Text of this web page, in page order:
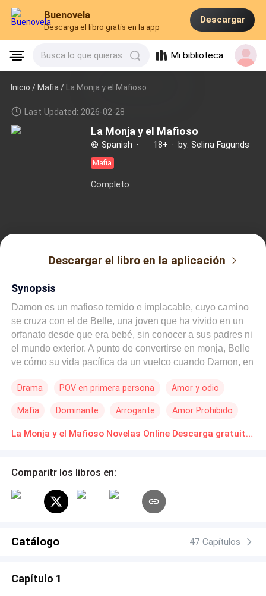
Buenovela
Descarga el libro gratis en la app
Descargar
Busca lo que quieras Mi biblioteca
Inicio /Mafia / La Monja y el Mafioso
Last Updated: 2026-02-28
La Monja y el Mafioso
Spanish · 18+ · by: Selina Fagunds
Mafia
Completo
Descargar el libro en la aplicación
Synopsis
Damon es un mafioso temido e implacable, cuyo camino
se cruza con el de Belle, una joven que ha vivido en un
orfanato desde que era bebé, sin conocer a sus padres ni
el mundo exterior. A punto de convertirse en monja, Belle
ve cómo su vida pacífica da un vuelco cuando Damon, en
este encuentro improbable entre la crueldad del mundo
encuentra confrontado con la pureza y determinación de
Belle, transformando su existencia en un verdadero
Drama POV en primera persona Amor y odio
Mafia Dominante Arrogante Amor Prohibido
Primer Amor Dios de la Guerra La Monja y el Mafioso Novelas Online Descarga gratuita de PDF
Comparitr los libros en:
Catálogo 47 Capítulos
Capítulo 1